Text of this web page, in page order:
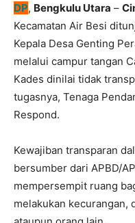
DP, Bengkulu Utara –
Kecamatan Air Besi
Kepala Desa Genting
melalui campur tangan
Kades dinilai tidak
tugasnya, Tenaga
Respond.
Kewajiban transparan
bersumber dari APBD/
mempersempit ruang
melakukan kecurangan,